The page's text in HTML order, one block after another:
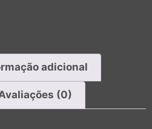
adicional
(0)